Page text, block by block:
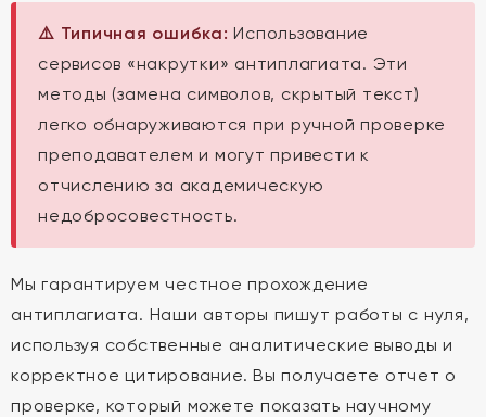
⚠️ Типичная ошибка: Использование
сервисов «накрутки» антиплагиата. Эти
методы (замена символов, скрытый текст)
легко обнаруживаются при ручной проверке
преподавателем и могут привести к
отчислению за академическую
недобросовестность.
Мы гарантируем честное прохождение
антиплагиата. Наши авторы пишут работы с нуля,
используя собственные аналитические выводы и
корректное цитирование. Вы получаете отчет о
проверке, который можете показать научному